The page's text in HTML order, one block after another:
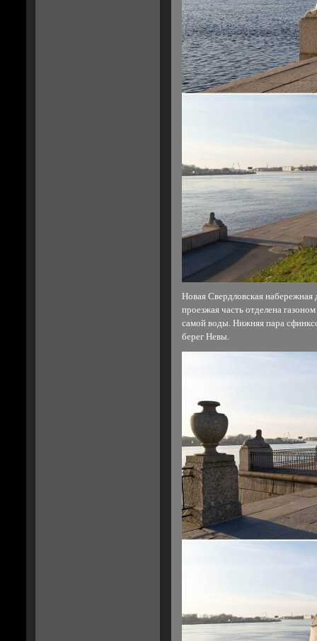
Новая Свердловская
проезжая часть отделена
самой воды. Нижняя пара
берег Невы.